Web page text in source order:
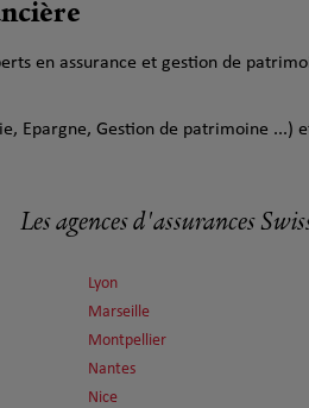
en assurance et gestion de
Epargne, Gestion de patrimoine ...)
Les agences d'assurances
Lyon
Marseille
Montpellier
Nantes
Nice